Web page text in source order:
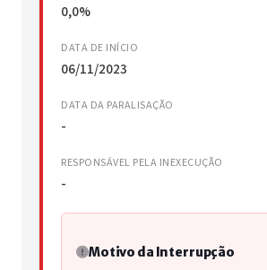
0,0%
DATA DE INÍCIO
06/11/2023
DATA DA PARALISAÇÃO
-
RESPONSÁVEL PELA INEXECUÇÃO
-
Motivo da Interrupção